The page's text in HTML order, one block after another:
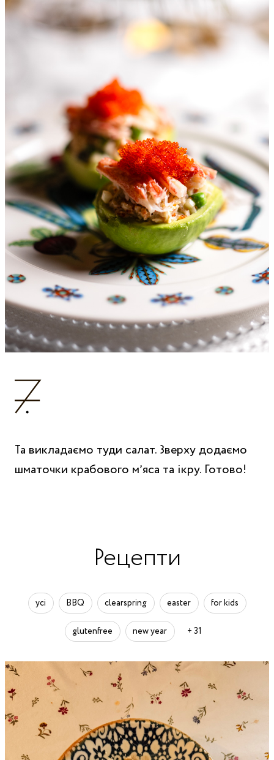
Та викладаємо туди салат. Зверху додаємо
шматочки крабового мʼяса та ікру. Готово!
Рецепти
усі BBQ clearspring easter for kids
glutenfree new year + 31